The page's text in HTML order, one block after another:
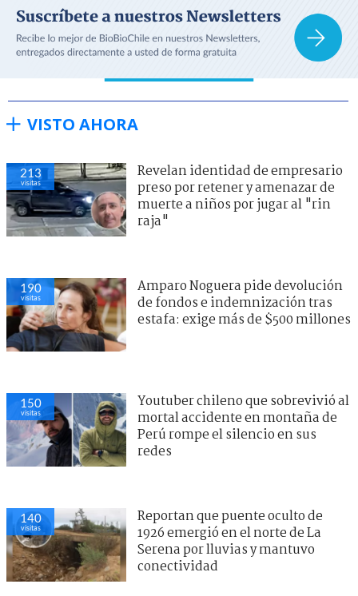
VISTO AHORA
213
visitas
Revelan identidad de empresario
preso por retener y amenazar de
muerte a niños por jugar al "rin
raja"
190
visitas
Amparo Noguera pide devolución
de fondos e indemnización tras
estafa: exige más de $500 millones
150
visitas
Youtuber chileno que sobrevivió al
mortal accidente en montaña de
Perú rompe el silencio en sus
redes
140
visitas
Reportan que puente oculto de
1926 emergió en el norte de La
Serena por lluvias y mantuvo
conectividad